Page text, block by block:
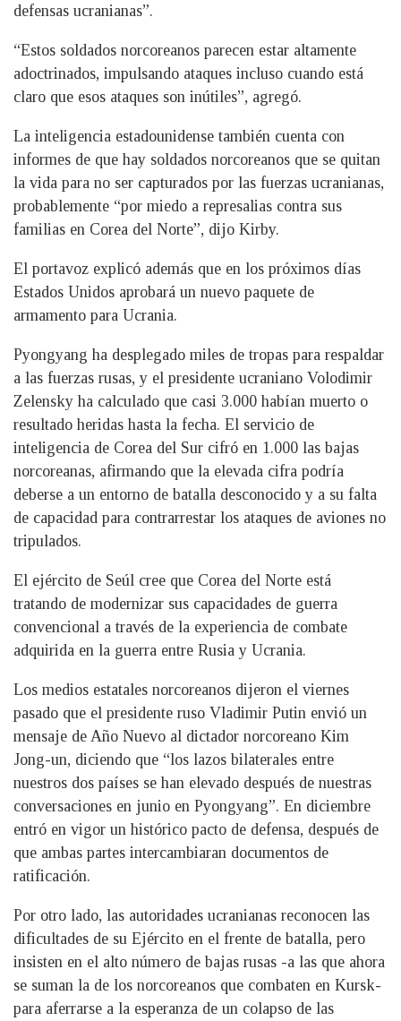
defensas ucranianas”.
“Estos soldados norcoreanos parecen estar altamente
adoctrinados, impulsando ataques incluso cuando está
claro que esos ataques son inútiles”, agregó.
La inteligencia estadounidense también cuenta con
informes de que hay soldados norcoreanos que se quitan
la vida para no ser capturados por las fuerzas ucranianas,
probablemente “por miedo a represalias contra sus
familias en Corea del Norte”, dijo Kirby.
El portavoz explicó además que en los próximos días
Estados Unidos aprobará un nuevo paquete de
armamento para Ucrania.
Pyongyang ha desplegado miles de tropas para respaldar
a las fuerzas rusas, y el presidente ucraniano Volodimir
Zelensky ha calculado que casi 3.000 habían muerto o
resultado heridas hasta la fecha. El servicio de
inteligencia de Corea del Sur cifró en 1.000 las bajas
norcoreanas, afirmando que la elevada cifra podría
deberse a un entorno de batalla desconocido y a su falta
de capacidad para contrarrestar los ataques de aviones no
tripulados.
El ejército de Seúl cree que Corea del Norte está
tratando de modernizar sus capacidades de guerra
convencional a través de la experiencia de combate
adquirida en la guerra entre Rusia y Ucrania.
Los medios estatales norcoreanos dijeron el viernes
pasado que el presidente ruso Vladimir Putin envió un
mensaje de Año Nuevo al dictador norcoreano Kim
Jong-un, diciendo que “los lazos bilaterales entre
nuestros dos países se han elevado después de nuestras
conversaciones en junio en Pyongyang”. En diciembre
entró en vigor un histórico pacto de defensa, después de
que ambas partes intercambiaran documentos de
ratificación.
Por otro lado, las autoridades ucranianas reconocen las
dificultades de su Ejército en el frente de batalla, pero
insisten en el alto número de bajas rusas -a las que ahora
se suman la de los norcoreanos que combaten en Kursk-
para aferrarse a la esperanza de un colapso de las